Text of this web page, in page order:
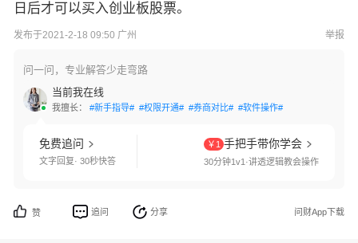
日后才可以买入创业板股票。
发布于2021-2-18 09:50 广州 举报
问一问，专业解答少走弯路
当前我在线
我擅长： #新手指导# #权限开通# #券商对比# #软件操作#
免费追问
文字回复· 30秒快答
￥1 手把手带你学会
30分钟1v1·讲透逻辑教会操作
赞 追问 分享 问财App下载